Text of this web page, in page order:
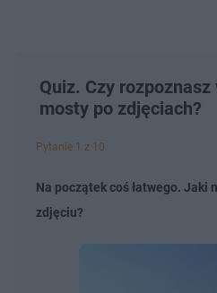
Quiz. Czy rozpoznasz
mosty po zdjęciach?
Pytanie 1 z 10
Na początek coś łatwego. Jaki
zdjęciu?